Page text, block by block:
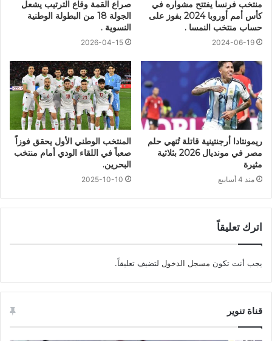
منتخب فرنسا يفتتح مشواره في
كأس أمم أوروبا 2024 بفوز على
حساب منتخب النمسا .
2024-06-19
صراع القمة وقاع الترتيب يشعل
الجولة 18 من البطولة الوطنية
النسوية .
2026-04-15
ريمونتادا أرجنتينية قاتلة تُنهي حلم
مصر في مونديال 2026 بثلاثية
مثيرة
منذ 4 أسابيع
المنتخب الوطني الأول يحقق فوزاً
صعباً في اللقاء الودي أمام منتخب
البحرين.
2025-10-10
اترك تعليقاً
يجب أنت تكون مسجل الدخول لتضيف تعليقاً.
قناة تنوير